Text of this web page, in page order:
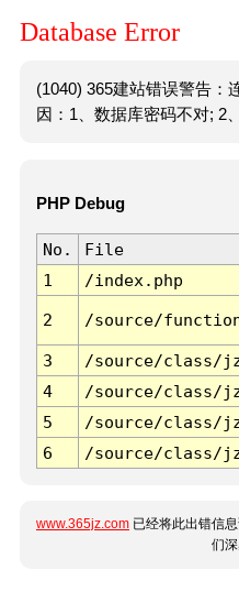
Database Error
(1040) 365建站错误警告：
因：1、数据库密码不对; 2
PHP Debug
No. File
1
/index.php
2 /source/
3 /source/class/
4
/source/class/
5
/source/class/
6
/source/class/
www.365jz.com 已经将此出错信
们